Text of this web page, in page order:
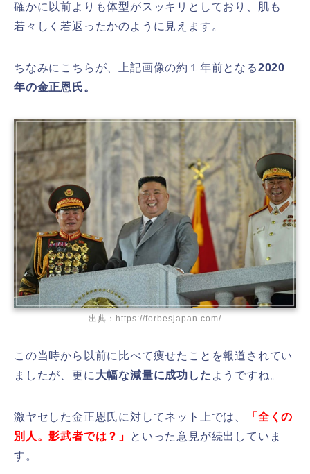
確かに以前よりも体型がスッキリとしており、肌も
若々しく若返ったかのように見えます。
ちなみにこちらが、上記画像の約１年前となる2020
年の金正恩氏。
出典：https://forbesjapan.com/
この当時から以前に比べて痩せたことを報道されてい
ましたが、更に 大幅な減量に成功した ようですね。
激ヤセした金正恩氏に対してネット上では、 「 全くの
別人。影武者では？」
といった意見が続出していま
す。